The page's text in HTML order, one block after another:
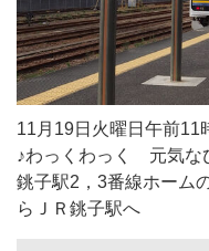
11月19日火曜日午前11
♪わっくわっく 元気な
銚子駅2，3番線ホーム
らＪＲ銚子駅へ